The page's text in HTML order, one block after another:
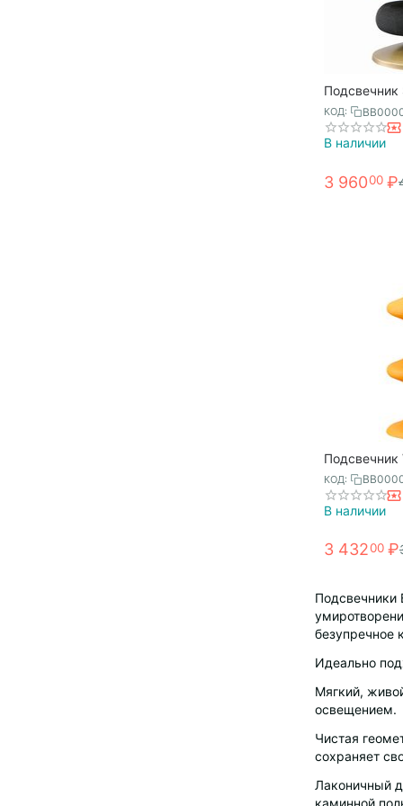
черный/
Bergenson
КОД:
В наличии
3 96000 ₽
оранжевый,
КОД:
В наличии
3 43200 ₽
Подсвечники
безупречное
Идеально
Мягкий,
освещением.
Чистая
сохраняет
Лаконичный
каминной